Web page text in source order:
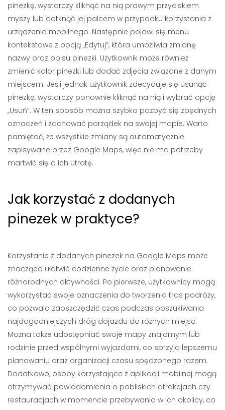
pinezkę, wystarczy kliknąć na nią prawym przyciskiem
myszy lub dotknąć jej palcem w przypadku korzystania z
urządzenia mobilnego. Następnie pojawi się menu
kontekstowe z opcją „Edytuj”, która umożliwia zmianę
nazwy oraz opisu pinezki. Użytkownik może również
zmienić kolor pinezki lub dodać zdjęcia związane z danym
miejscem. Jeśli jednak użytkownik zdecyduje się usunąć
pinezkę, wystarczy ponownie kliknąć na nią i wybrać opcję
„Usuń”. W ten sposób można szybko pozbyć się zbędnych
oznaczeń i zachować porządek na swojej mapie. Warto
pamiętać, że wszystkie zmiany są automatycznie
zapisywane przez Google Maps, więc nie ma potrzeby
martwić się o ich utratę.
Jak korzystać z dodanych
pinezek w praktyce?
Korzystanie z dodanych pinezek na Google Maps może
znacząco ułatwić codzienne życie oraz planowanie
różnorodnych aktywności. Po pierwsze, użytkownicy mogą
wykorzystać swoje oznaczenia do tworzenia tras podróży,
co pozwala zaoszczędzić czas podczas poszukiwania
najdogodniejszych dróg dojazdu do różnych miejsc.
Można także udostępniać swoje mapy znajomym lub
rodzinie przed wspólnymi wyjazdami, co sprzyja lepszemu
planowaniu oraz organizacji czasu spędzonego razem.
Dodatkowo, osoby korzystające z aplikacji mobilnej mogą
otrzymywać powiadomienia o pobliskich atrakcjach czy
restauracjach w momencie przebywania w ich okolicy, co